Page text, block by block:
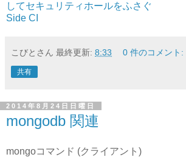
してセキュリティホールをふさぐ
Side CI
こびとさん 最終更新: 8:33 0 件のコメント:
共有
2014年8月24日日曜日
mongodb 関連
mongoコマンド (クライアント)